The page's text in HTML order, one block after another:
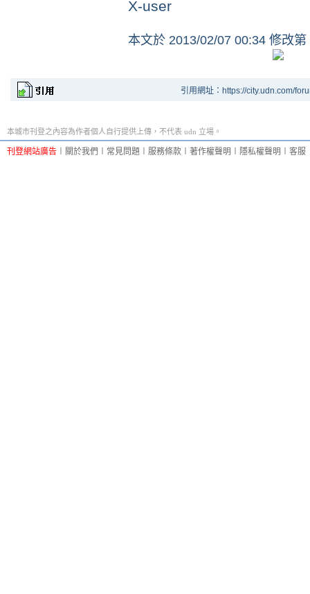
X-user
本文於 2013/02/07 00:34 修改第
引用網址：https://city.udn.com/
本城市刊登之內容為作者個人自行提供上傳，不代表 udn 立場。
刊登網站廣告 關於我們 常見問題 服務條款 著作權聲明 隱私權聲明 客服